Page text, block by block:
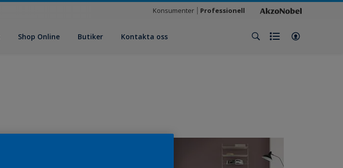
Konsumenter Professionell
Shop Online Butiker Kontakta oss